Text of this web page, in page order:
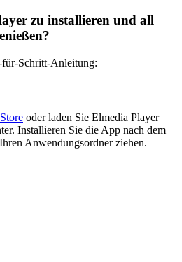
zu installieren und all
Schritt-Anleitung:
oder laden Sie Elmedia Player
Installieren Sie die App nach dem
Anwendungsordner ziehen.